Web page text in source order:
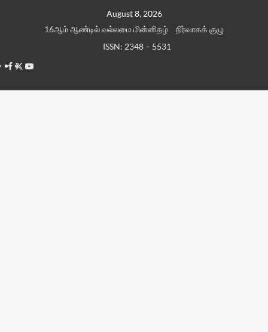
August 8, 2026
16ஆம் ஆண்டில் வல்லமை மின்னிதழ்
நிர்வாகக் குழு
ISSN: 2348 – 5531
Facebook
TwitterYoutube